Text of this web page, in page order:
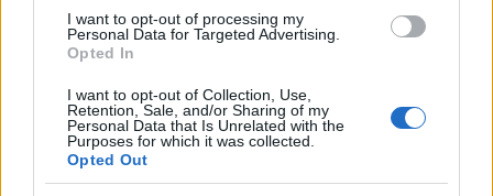
I want to opt-out of processing my
Personal Data for Targeted Advertising.
Opted In
I want to opt-out of Collection, Use,
Retention, Sale, and/or Sharing of my
Personal Data that Is Unrelated with the
Purposes for which it was collected.
Opted Out